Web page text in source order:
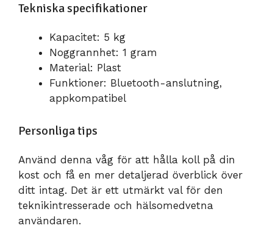
Tekniska specifikationer
Kapacitet: 5 kg
Noggrannhet: 1 gram
Material: Plast
Funktioner: Bluetooth-anslutning,
appkompatibel
Personliga tips
Använd denna våg för att hålla koll på din
kost och få en mer detaljerad överblick över
ditt intag. Det är ett utmärkt val för den
teknikintresserade och hälsomedvetna
användaren.